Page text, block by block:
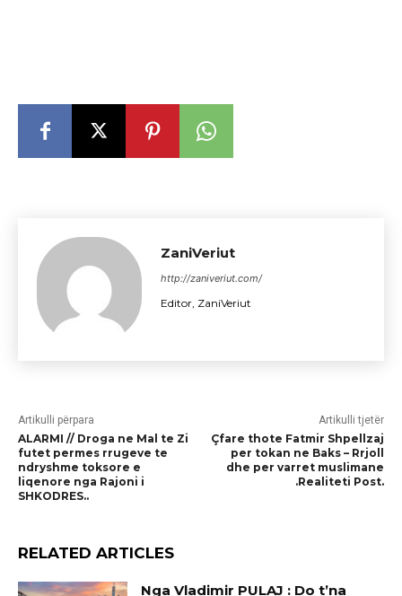
ZaniVeriut
http://zaniveriut.com/
Editor, ZaniVeriut
Artikulli përpara
ALARMI // Droga ne Mal te Zi
futet permes rrugeve te
ndryshme toksore e
liqenore nga Rajoni i
SHKODRES..
Artikulli tjetër
Çfare thote Fatmir Shpellzaj
per tokan ne Baks – Rrjoll
dhe per varret muslimane
.Realiteti Post.
RELATED ARTICLES
Nga Vladimir PULAJ : Do t’na